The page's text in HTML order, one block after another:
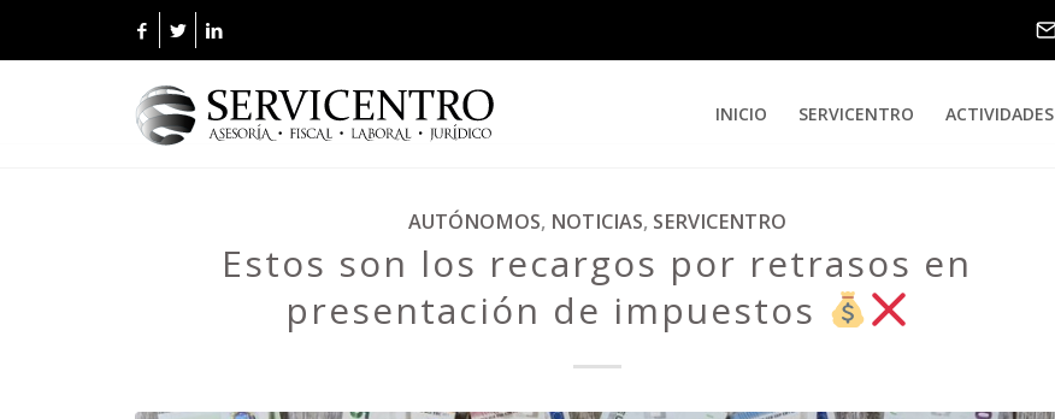
INICIO SERVICENTRO ACTIVIDADES
AUTÓNOMOS, NOTICIAS, SERVICENTRO
Estos son los recargos por retrasos en
presentación de impuestos